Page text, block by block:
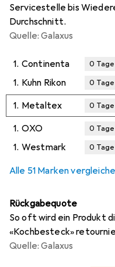
Servicestelle bis
Durchschnitt.
Quelle: Galaxus
1. Continenta 0 Tage
1. Kuhn Rikon 0 Tage
1. Metaltex 0 Tage
1. OXO 0 Tage
1. Westmark 0 Tage
Alle 51 Marken
Rückgabequote
So oft wird ein Produkt
«Kochbesteck»
Quelle: Galaxus